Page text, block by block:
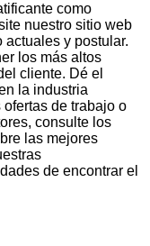
como
nuestro sitio web
actuales y postular.
los más altos
cliente. Dé el
la industria
de trabajo o
consulte los
las mejores
de encontrar el